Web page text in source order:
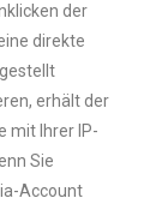
der
direkte
erhält der
mit Ihrer IP-
Sie
Account